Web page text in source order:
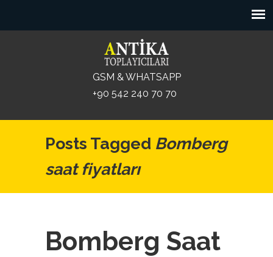
GSM & WHATSAPP
+90 542 240 70 70
Posts Tagged Bomberg
saat fiyatları
Bomberg Saat